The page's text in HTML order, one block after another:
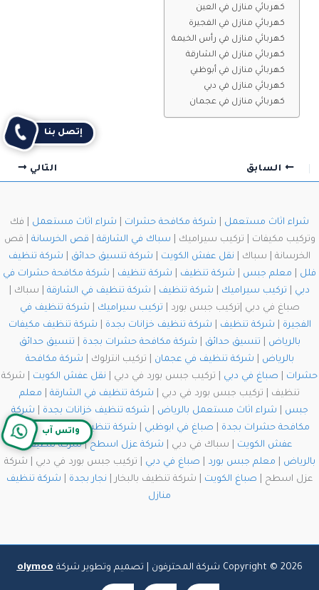
كهربائي منازل في العين
كهربائي منازل في الفجيرة
كهربائي منازل في رأس الخيمة
كهربائي منازل في الشارقة
كهربائي منازل في أبوظبي
كهربائي منازل في دبي
كهربائي منازل في عجمان
السابق التالي
شراء اثاث مستعمل شركة مكافحة حشرات شراء اثاث مستعمل | فك
وتركيب مكيفات | تركيب سيراميك | سباك في الشارقة قص الخرسانة | قص
الخرسانة | سباك | نقل عفش الكويت شركة تنسيق حدائق
شركة تنظيف
فلل
معلم جبس شركة تنظيف شركة تنظيف
شركة مكافحة حشرات في
دبي
تركيب سيراميك شركة تنظيف شركة تنظيف في الشارقة | سباك |
صباغ في دبي |تركيب جبس بورد | تركيب سيراميك
شركة تنظيف في
الفجيرة
شركة تنظيف شركة تنظيف خزانات بجدة
شركة تنظيف مكيفات
بالرياض
تنسيق حدائق شركة مكافحة حشرات بجدة
تنسيق حدائق
بالرياض
شركة تنظيف في عجمان | تركيب انترلوك | شركة مكافحة
حشرات
صباغ في دبي | تركيب جبس بورد في دبي | نقل عفش الكويت | شركة
تنظيف | تركيب جبس بورد في دبي | شركة تنظيف في الشارقة
معلم
جبس
شراء اثاث مستعمل بالرياض شركه تنظيف خزانات بجدة
شركة
مكافحة حشرات بجدة
صباغ في ابوظبي شركة تنظيف في الشارقة |نقل
عفش الكويت | سباك في دبي | شركة عزل اسطح|شركة تنظيف
بالرياض
معلم جبس بورد صباغ في دبي
| تركيب جبس بورد في دبي | شركة
عزل اسطح | صباغ الكويت | شركة تنظيف بالبخار | نجار بجدة
شركة تنظيف
منازل
Copyright © 2026 شركة المحترفون | تصميم وتطوير شركة olymoo
واتس آب
إتصل بنا